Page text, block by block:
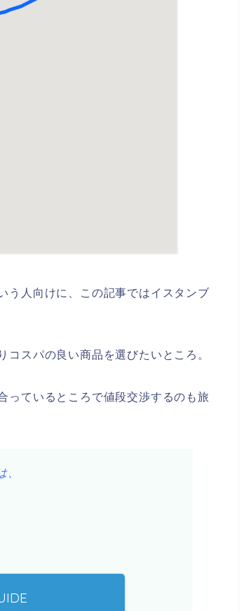
う人向けに、この記事ではイスタンブ
スパの良い商品を選びたいところ。
っているところで値段交渉するのも旅